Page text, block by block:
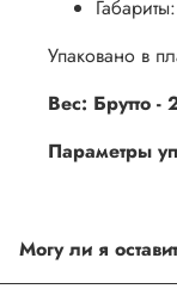
Упаковано в
Вес: Брутто -
Параметры